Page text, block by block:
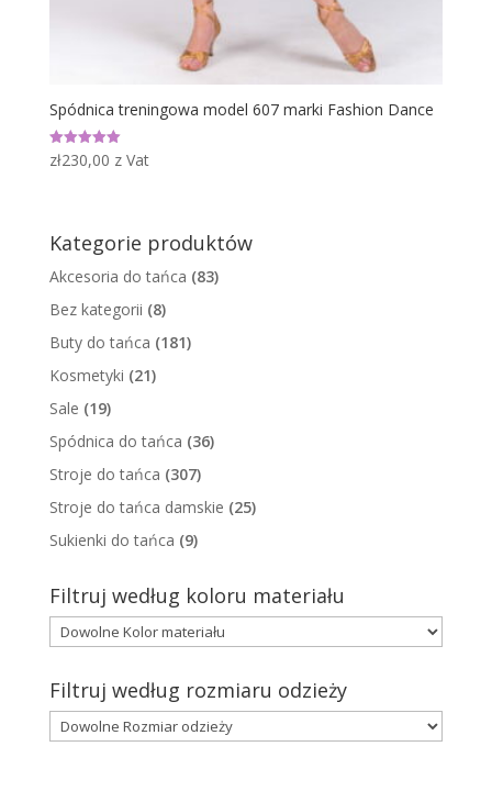
Spódnica treningowa model 607 marki Fashion Dance
Oceniono
5.00
zł230,00 z Vat
Kategorie produktów
Akcesoria do tańca (83)
Bez kategorii (8)
Buty do tańca (181)
Kosmetyki (21)
Sale (19)
Spódnica do tańca (36)
Stroje do tańca (307)
Stroje do tańca damskie (25)
Sukienki do tańca (9)
Filtruj według koloru materiału
Filtruj według rozmiaru odzieży